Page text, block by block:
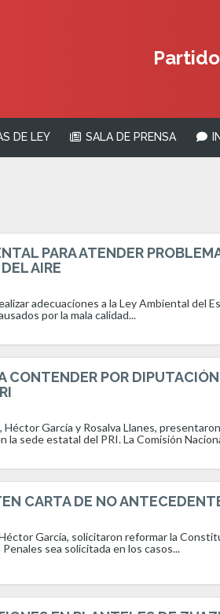
DE LEY SALA DE PRENSA
PARA ATENDER
AIRE
adecuaciones a la Ley Ambiental del
por la mala calidad...
CONTENDER POR
Héctor García y Rosalva Llanes,
sede estatal del PRI. La Comisión
CARTA DE NO
García, solicitaron reformar la
sea solicitada en los casos...